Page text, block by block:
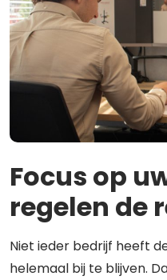
Focus op
regelen de
Niet ieder bedrijf heeft
helemaal bij te blijven.